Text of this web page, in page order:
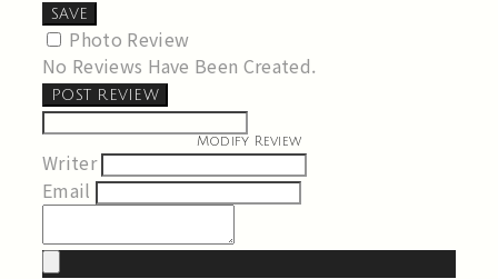
SAVE
Photo Review
No Reviews Have Been Created.
POST REVIEW
Modify Review
Writer
Email